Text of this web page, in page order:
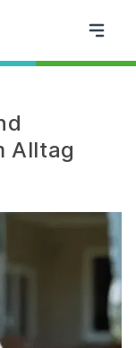
Alltag